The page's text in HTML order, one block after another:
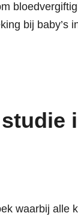
bij baby’s
waarbij alle